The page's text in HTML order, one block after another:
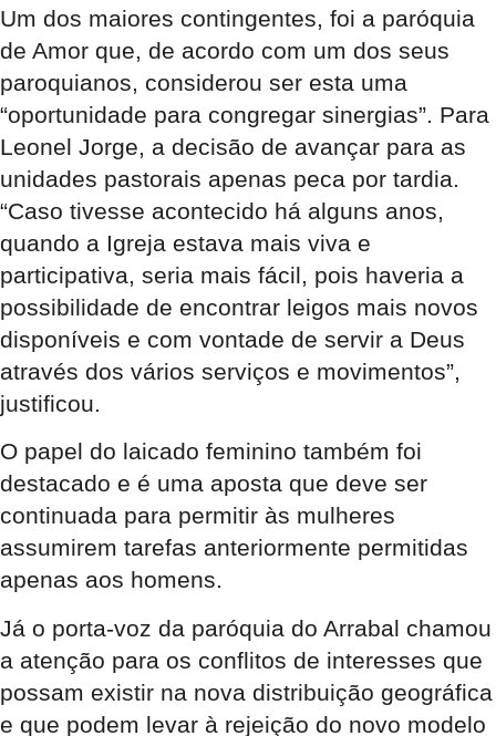
Um dos maiores contingentes, foi a paróquia
de Amor que, de acordo com um dos seus
paroquianos, considerou ser esta uma
“oportunidade para congregar sinergias”. Para
Leonel Jorge, a decisão de avançar para as
unidades pastorais apenas peca por tardia.
“Caso tivesse acontecido há alguns anos,
quando a Igreja estava mais viva e
participativa, seria mais fácil, pois haveria a
possibilidade de encontrar leigos mais novos
disponíveis e com vontade de servir a Deus
através dos vários serviços e movimentos”,
justificou.
O papel do laicado feminino também foi
destacado e é uma aposta que deve ser
continuada para permitir às mulheres
assumirem tarefas anteriormente permitidas
apenas aos homens.
Já o porta-voz da paróquia do Arrabal chamou
a atenção para os conflitos de interesses que
possam existir na nova distribuição geográfica
e que podem levar à rejeição do novo modelo